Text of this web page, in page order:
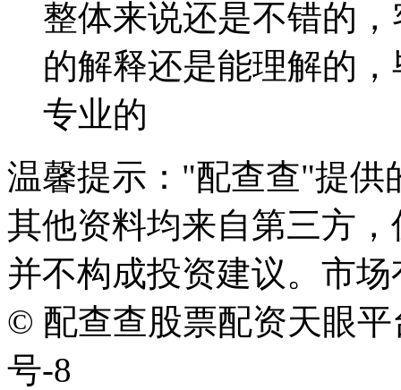
整体来说还是不错的
的解释还是能理解的
专业的
温馨提示："配查查"提供
其他资料均来自第三方
并不构成投资建议。市
© 配查查股票配资天眼平
号-8